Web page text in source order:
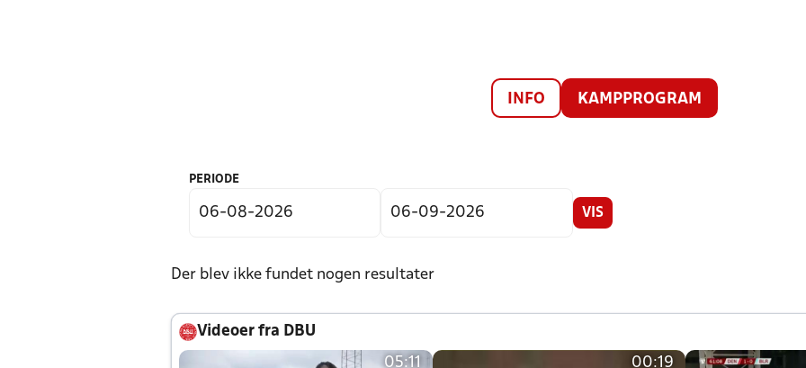
INFO KAMPPROGRAM
PERIODE
VIS
Der blev ikke fundet nogen resultater
Videoer fra DBU
05:11 00:19